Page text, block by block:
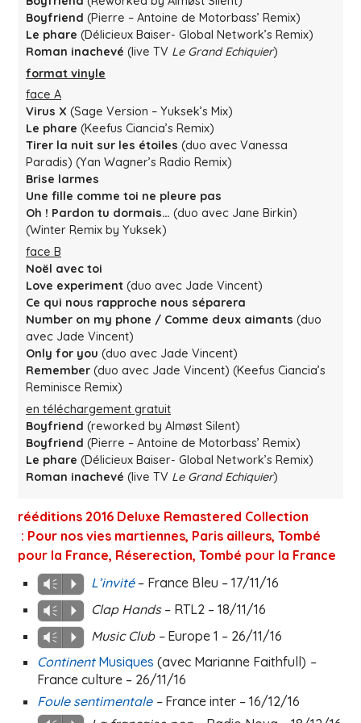
Boyfriend (Pierre – Antoine de Motorbass’ Remix)
Le phare (Délicieux Baiser- Global Network’s Remix)
Roman inachevé (live TV Le Grand Echiquier)
format vinyle
face A
Virus X (Sage Version – Yuksek’s Mix)
Le phare (Keefus Ciancia’s Remix)
Tirer la nuit sur les étoiles (duo avec Vanessa
Paradis) (Yan Wagner’s Radio Remix)
Brise larmes
Une fille comme toi ne pleure pas
Oh ! Pardon tu dormais… (duo avec Jane Birkin)
(Winter Remix by Yuksek)
face B
Noël avec toi
Love experiment (duo avec Jade Vincent)
Ce qui nous rapproche nous séparera
Number on my phone / Comme deux aimants (duo
avec Jade Vincent)
Only for you (duo avec Jade Vincent)
Remember (duo avec Jade Vincent) (Keefus Ciancia’s
Reminisce Remix)
en téléchargement gratuit
Boyfriend (reworked by Almøst Silent)
Boyfriend (Pierre – Antoine de Motorbass’ Remix)
Le phare (Délicieux Baiser- Global Network’s Remix)
Roman inachevé (live TV Le Grand Echiquier)
rééditions 2016 Deluxe Remastered Collection
: Pour nos vies martiennes, Paris ailleurs, Tombé
pour la France, Réserection, Tombé pour la France
Vm P L’invité– France Bleu – 17/11/16
Vm P Clap Hands– RTL2 – 18/11/16
Vm P Music Club– Europe 1 – 26/11/16
ContinentMusiques (avec Marianne Faithfull) –
France culture – 26/11/16
Foule sentimentale – France inter – 16/12/16